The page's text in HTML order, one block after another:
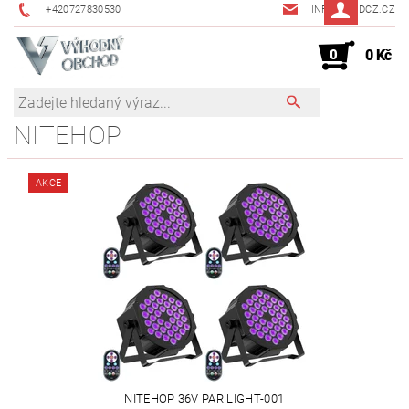
+420727830530 INFO@JMDCZ.CZ
0 0 Kč
NITEHOP
AKCE
NITEHOP ‎36V PAR LIGHT-001